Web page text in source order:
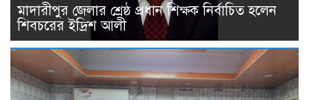
মাদারীপুর জেলার শ্রেষ্ঠ প্রধান শিক্ষক নির্বাচিত হলেন
শিবচরের ইদ্রিশ আলী